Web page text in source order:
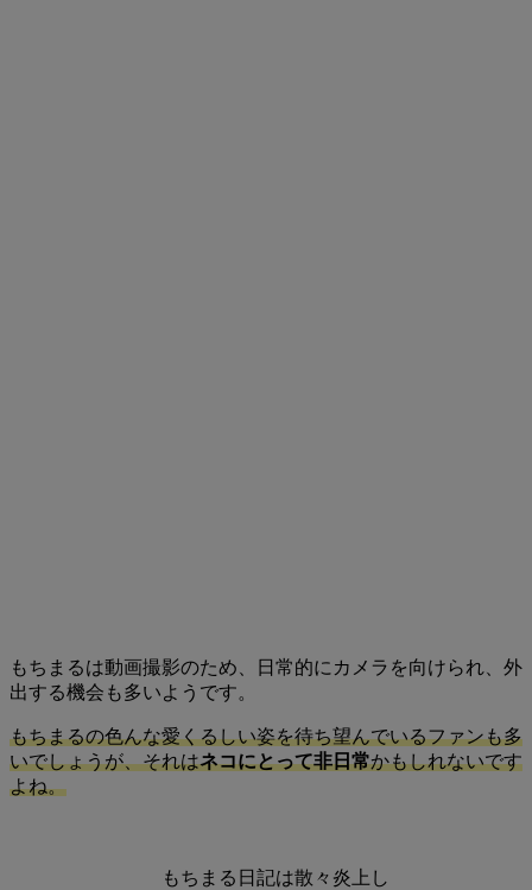
もちまるは動画撮影のため、日常的にカメラを向けられ、外
出する機会も多いようです。
もちまるの色んな愛くるしい姿を待ち望んでいるファンも多
いでしょうが、それはネコにとって非日常かもしれないです
よね。
もちまる日記は散々炎上し